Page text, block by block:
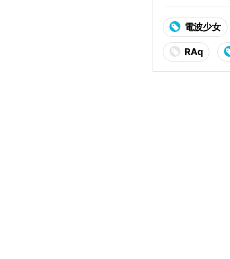
電波少女
RAq